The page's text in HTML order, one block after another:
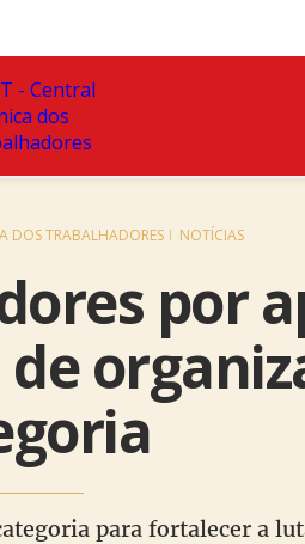
DOS TRABALHADORES NOTÍCIAS
por
para fortalecer a